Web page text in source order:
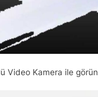
Video Kamera ile